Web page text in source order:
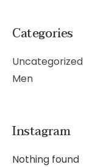
Categories
Uncategorized
Men
Instagram
Nothing found